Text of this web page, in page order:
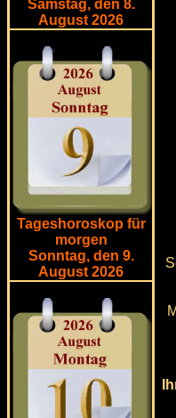
Samstag, den 8.
August 2026
Tageshoroskop für
morgen
Sonntag, den 9.
August 2026